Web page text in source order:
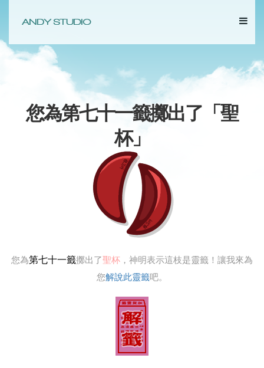
您為第七十一籤擲出了「聖
杯」
您為第七十一籤擲出了聖杯 ，神明表示這枝是靈籤！讓我來為
您解說此靈籤吧。